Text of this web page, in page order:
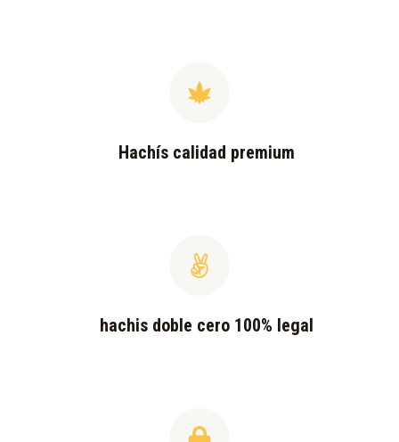
Hachís calidad premium
hachis doble cero 100% legal